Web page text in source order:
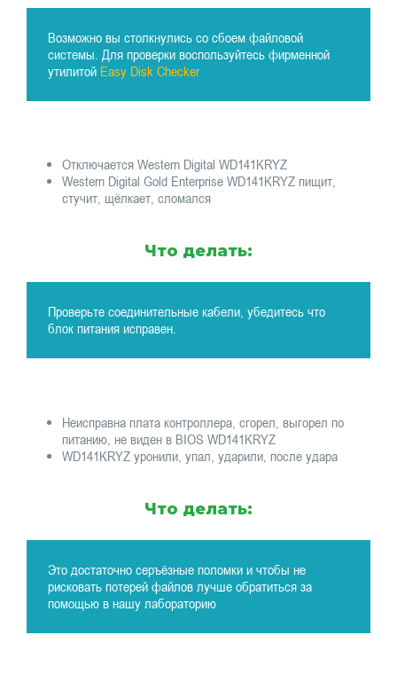
Возможно вы столкнулись со сбоем файловой
системы. Для проверки воспользуйтесь фирменной
утилитой Easy Disk Checker
Отключается Western Digital WD141KRYZ
Western Digital Gold Enterprise WD141KRYZ пищит,
стучит, щёлкает, сломался
Что делать:
Проверьте соединительные кабели, убедитесь что
блок питания исправен.
Неисправна плата контроллера, сгорел, выгорел по
питанию, не виден в BIOS WD141KRYZ
WD141KRYZ уронили, упал, ударили, после удара
Что делать:
Это достаточно серъёзные поломки и чтобы не
рисковать потерей файлов лучше обратиться за
помощью в нашу лабораторию